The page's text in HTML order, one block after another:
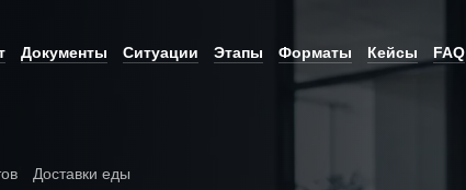
Документы Ситуации Этапы Форматы Кейсы FAQ
Доставки еды